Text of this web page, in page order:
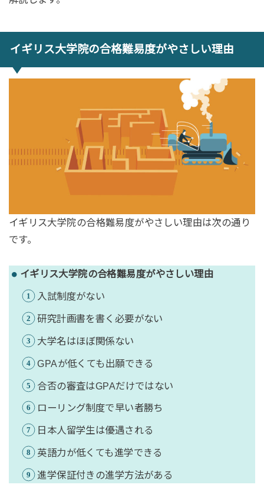
イギリス大学院の合格難易度がやさしい理由
イギリス大学院の合格難易度がやさしい理由は次の通り
です。
イギリス大学院の合格難易度がやさしい理由
入試制度がない
研究計画書を書く必要がない
大学名はほぼ関係ない
GPAが低くても出願できる
合否の審査はGPAだけではない
ローリング制度で早い者勝ち
日本人留学生は優遇される
英語力が低くても進学できる
進学保証付きの進学方法がある